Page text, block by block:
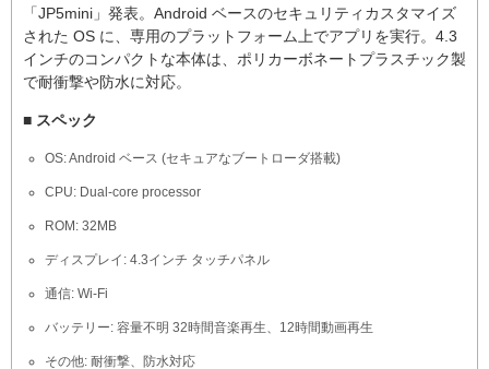
「JP5mini」発表。Android ベースのセキュリティカスタマイズ
された OS に、専用のプラットフォーム上でアプリを実行。4.3
インチのコンパクトな本体は、ポリカーボネートプラスチック製
で耐衝撃や防水に対応。
■ スペック
OS: Android ベース (セキュアなブートローダ搭載)
CPU: Dual-core processor
ROM: 32MB
ディスプレイ: 4.3インチ タッチパネル
通信: Wi-Fi
バッテリー: 容量不明 32時間音楽再生、12時間動画再生
その他: 耐衝撃、防水対応